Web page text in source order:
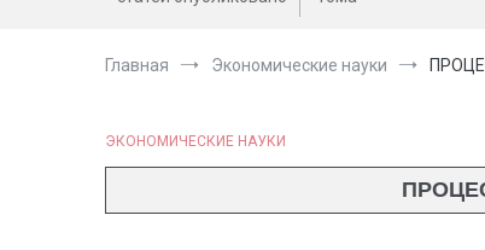
Главная Экономические науки
ЭКОНОМИЧЕСКИЕ НАУКИ